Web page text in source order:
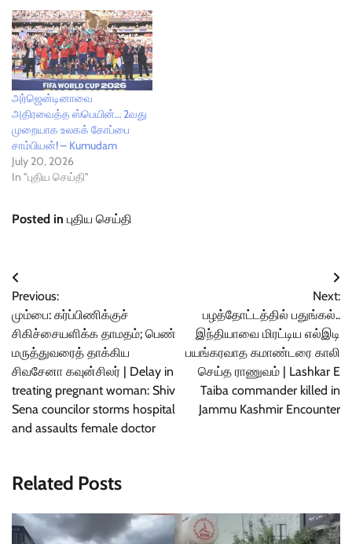
அர்ஜென்டினாவை
அதிரவைத்த ஸ்பெயின்… 2வது
முறையாக உலகக் கோப்பை
சாம்பியன்! – Kumudam
July 20, 2026
In "புதிய செய்தி"
Posted in புதிய செய்தி
Post
navigation
Previous:
மும்பை: கர்ப்பிணிக்குச்
சிகிச்சையளிக்க தாமதம்; பெண்
மருத்துவரைத் தாக்கிய
சிவசேனா கவுன்சிலர் | Delay in
treating pregnant woman: Shiv
Sena councilor storms hospital
and assaults female doctor
Next:
பழத்தோட்டத்தில் பதுங்கல்..
இந்தியாவை மிரட்டிய எல்இடி
பயங்கரவாத கமாண்டரை காலி
செய்த ராணுவம் | Lashkar E
Taiba commander killed in
Jammu Kashmir Encounter
Related Posts